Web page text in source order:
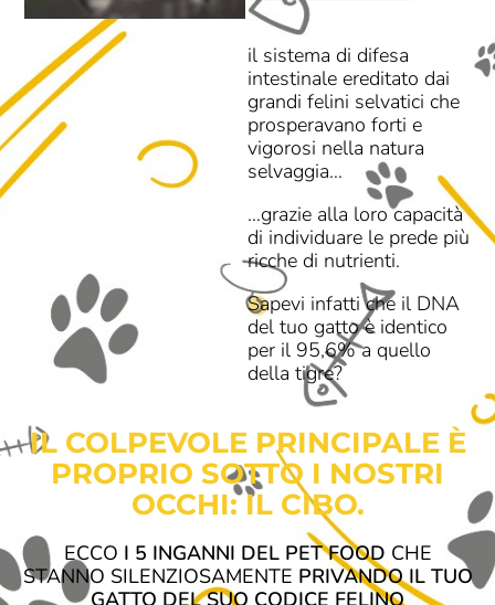
il sistema di difesa
intestinale ereditato dai
grandi felini selvatici che
prosperavano forti e
vigorosi nella natura
selvaggia…
…grazie alla loro capacità
di individuare le prede più
ricche di nutrienti.
Sapevi infatti che il DNA
del tuo gatto è identico
per il 95,6% a quello
della tigre?
IL COLPEVOLE PRINCIPALE È
PROPRIO SOTTO I NOSTRI
OCCHI: IL CIBO.
ECCO I 5 INGANNI DEL PET FOOD CHE
STANNO SILENZIOSAMENTE PRIVANDO IL TUO
GATTO DEL SUO CODICE FELINO